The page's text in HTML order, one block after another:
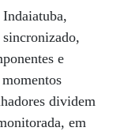
e
dividem
em